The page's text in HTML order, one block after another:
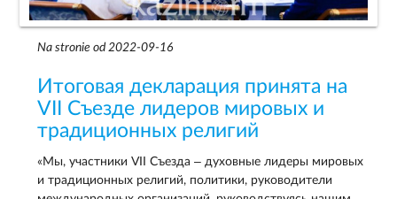
Na stronie od 2022-09-16
Итоговая декларация принята на
VII Съезде лидеров мировых и
традиционных религий
«Мы, участники VII Съезда – духовные лидеры мировых
и традиционных религий, политики, руководители